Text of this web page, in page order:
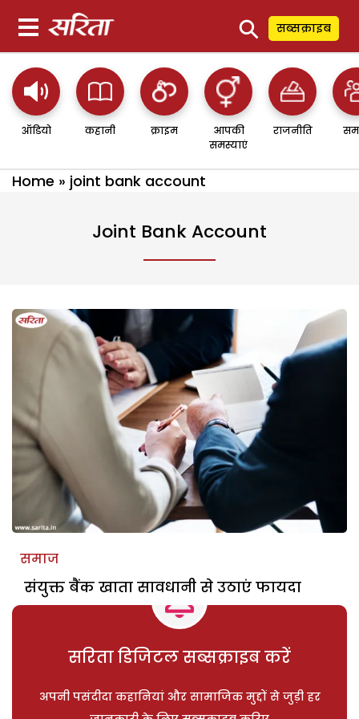
⚲ सब्सक्राइब
ऑडियो कहानी क्राइम
आपकी
समस्याएं
राजनीति
Home » joint bank account
Joint Bank Account
समाज
संयुक्त बैंक खाता सावधानी से उठाएं फायदा
सरिता डिजिटल सब्सक्राइब करें
अपनी पसंदीदा कहानियां और सामाजिक मुद्दों से जुड़ी हर